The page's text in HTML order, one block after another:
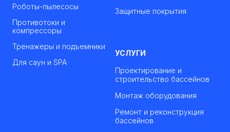
Роботы-пылесосы
Противотоки и
компрессоры
Тренажеры и подъемники
Для саун и SPA
Защитные покрытия
УСЛУГИ
Проектирование и
строительство бассейнов
Монтаж оборудования
Ремонт и реконструкция
бассейнов